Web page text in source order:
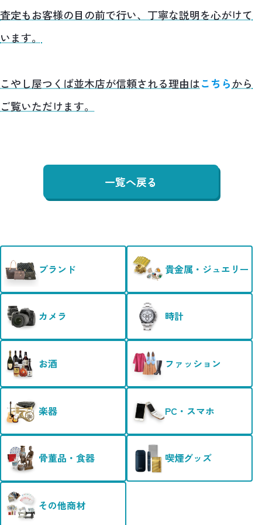
査定もお客様の目の前で行い、丁寧な説明を心がけて
います。
こやし屋つくば並木店が信頼される理由はこちらから
ご覧いただけます。
一覧へ戻る
ブランド 貴金属・ジュエリー
カメラ 時計
お酒 ファッション
楽器 PC・スマホ
骨董品・食器 喫煙グッズ
その他商材